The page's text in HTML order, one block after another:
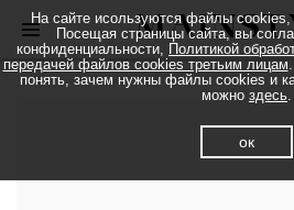
На сайте исользуются файлы
Посещая страницы сайта, вы
конфиденциальности, Политикой
передачей файлов cookies третьим лицам
понять, зачем нужны файлы cookies и
можно здесь.
ок